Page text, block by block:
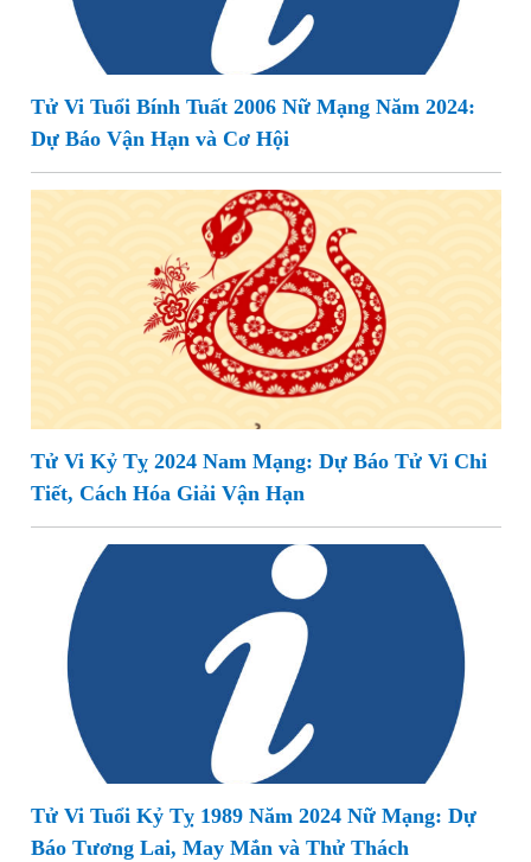
Tử Vi Tuổi Bính Tuất 2006 Nữ Mạng Năm 2024:
Dự Báo Vận Hạn và Cơ Hội
Tử Vi Kỷ Tỵ 2024 Nam Mạng: Dự Báo Tử Vi Chi
Tiết, Cách Hóa Giải Vận Hạn
Tử Vi Tuổi Kỷ Tỵ 1989 Năm 2024 Nữ Mạng: Dự
Báo Tương Lai, May Mắn và Thử Thách